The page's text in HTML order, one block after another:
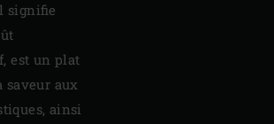
signifie
est un plat
saveur aux
ainsi